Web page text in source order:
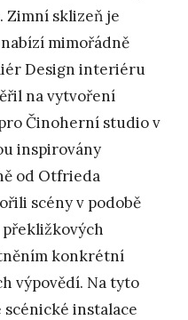
Zimní sklizeň je
mimořádně
Design interiéru
na vytvoření
Činoherní studio v
inspirovány
od Otfrieda
scény v podobě
konkrétní
výpovědí. Na tyto
instalace